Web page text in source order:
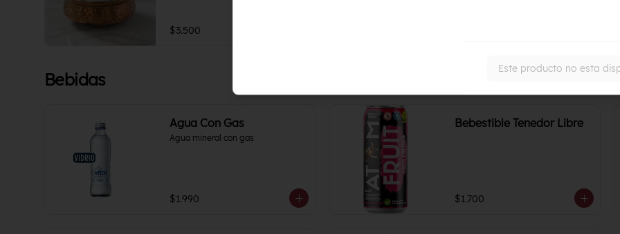
$3.500
Bebidas
Agua Con Gas
Agua mineral con gas
$1.990
Bebestible Tenedor Libre
$1.700
Este producto no esta